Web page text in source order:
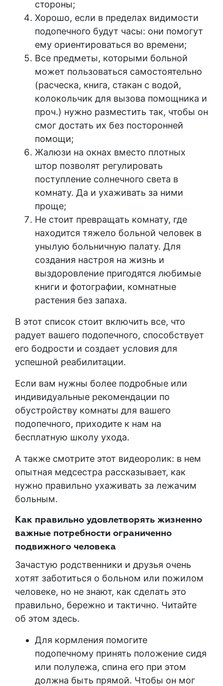
стороны;
Хорошо, если в пределах видимости
подопечного будут часы: они помогут
ему ориентироваться во времени;
Все предметы, которыми больной
может пользоваться самостоятельно
(расческа, книга, стакан с водой,
колокольчик для вызова помощника и
проч.) нужно разместить так, чтобы он
смог достать их без посторонней
помощи;
Жалюзи на окнах вместо плотных
штор позволят регулировать
поступление солнечного света в
комнату. Да и ухаживать за ними
проще;
Не стоит превращать комнату, где
находится тяжело больной человек в
унылую больничную палату. Для
создания настроя на жизнь и
выздоровление пригодятся любимые
книги и фотографии, комнатные
растения без запаха.
В этот список стоит включить все, что
радует вашего подопечного, способствует
его бодрости и создает условия для
успешной реабилитации.
Если вам нужны более подробные или
индивидуальные рекомендации по
обустройству комнаты для вашего
подопечного, приходите к нам на
бесплатную школу ухода.
А также смотрите этот видеоролик: в нем
опытная медсестра рассказывает, как
нужно правильно ухаживать за лежачим
больным.
Как правильно удовлетворять жизненно
важные потребности ограниченно
подвижного человека
Зачастую родственники и друзья очень
хотят заботиться о больном или пожилом
человеке, но не знают, как сделать это
правильно, бережно и тактично. Читайте
об этом здесь.
Для кормления помогите
подопечному принять положение сидя
или полулежа, спина его при этом
должна быть прямой. Чтобы он мог